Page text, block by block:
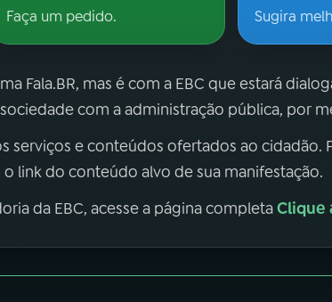
Faça um pedido. Sugira
Fala.BR, mas é com a EBC que estará
com a administração pública, por
serviços e conteúdos ofertados ao cidadão.
link do conteúdo alvo de sua manifestação.
da EBC, acesse a página completaClique